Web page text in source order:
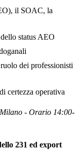
il SOAC, la
status AEO
dei professionisti
certezza operativa
Milano - Orario 14:00-
231 ed export